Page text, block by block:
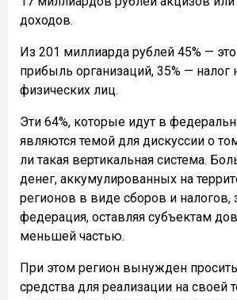
доходов.
Из 201 миллиарда рублей 45% —
прибыль организаций, 35% — налог
физических лиц.
Эти 64%, которые идут в
являются темой для дискуссии о
ли такая вертикальная система.
денег, аккумулированных на
регионов в виде сборов и налогов,
федерация, оставляя субъектам
меньшей частью.
При этом регион вынужден
средства для реализации на своей